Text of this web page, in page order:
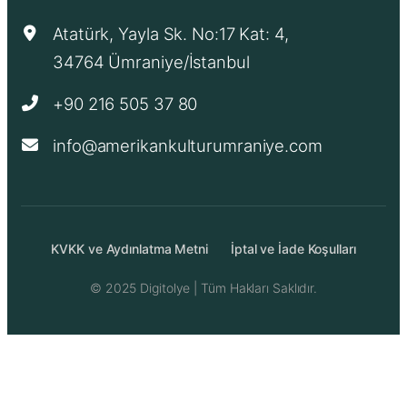
Atatürk, Yayla Sk. No:17 Kat: 4,
34764 Ümraniye/İstanbul
+90 216 505 37 80
info@amerikankulturumraniye.com
KVKK ve Aydınlatma Metni İptal ve İade Koşulları
© 2025 Digitolye | Tüm Hakları Saklıdır.